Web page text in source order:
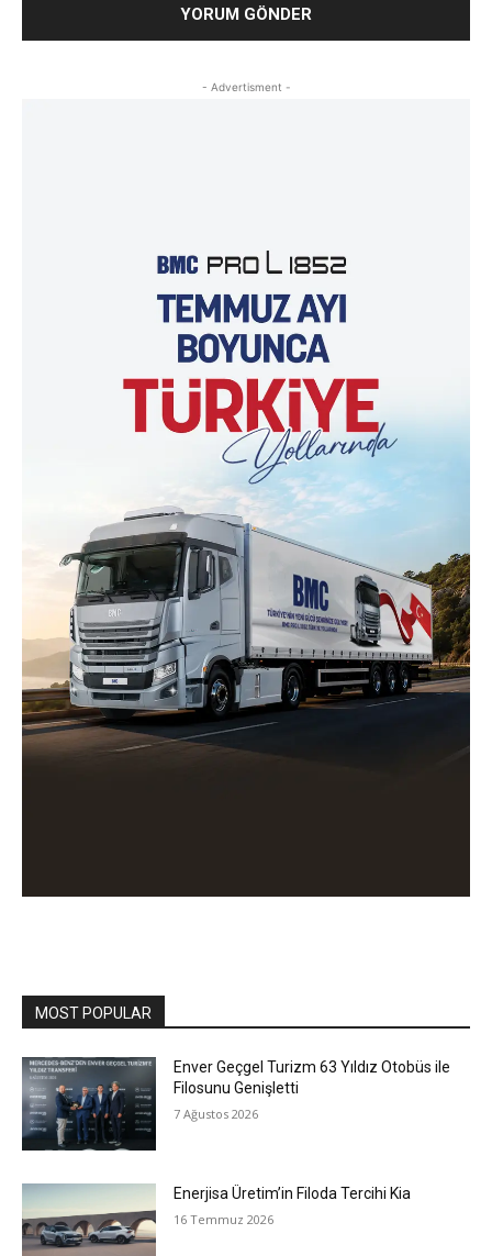
- Advertisment -
MOST POPULAR
Enver Geçgel Turizm 63 Yıldız Otobüs ile
Filosunu Genişletti
7 Ağustos 2026
Enerjisa Üretim’in Filoda Tercihi Kia
16 Temmuz 2026